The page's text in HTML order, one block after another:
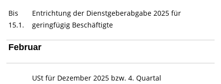
Bis
15.1.
Entrichtung der Dienstgeberabgabe 2025 für
geringfügig Beschäftigte
Februar
USt für Dezember 2025 bzw. 4. Quartal